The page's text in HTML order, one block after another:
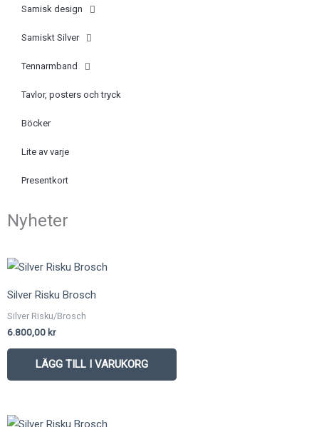
Samisk design
Samiskt Silver
Tennarmband
Tavlor, posters och tryck
Böcker
Lite av varje
Presentkort
Nyheter
Silver Risku Brosch
Silver Risku/Brosch
6.800,00 kr
LÄGG TILL I VARUKORG